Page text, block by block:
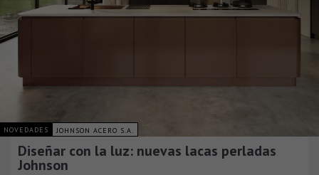
NOVEDADES JOHNSON ACERO S.A.
Diseñar con la luz: nuevas lacas perladas
Johnson